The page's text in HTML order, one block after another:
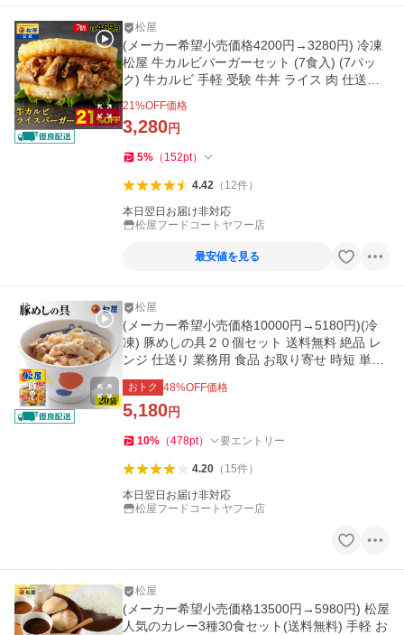
松屋
(メーカー希望小売価格4200円→3280円) 冷凍
松屋 牛カルビバーガーセット (7食入) (7パッ
ク) 牛カルビ 手軽 受験 牛丼 ライス 肉 仕送り
21%OFF価格
3,280円
5% （ 152pt）
4.42（ 12件）
本日翌日お届け非対応
松屋フードコートヤフー店
最安値を見る
松屋
(メーカー希望小売価格10000円→5180円)(冷
凍) 豚めしの具２０個セット 送料無料 絶品 レ
ンジ 仕送り 業務用 食品 お取り寄せ 時短 単身
赴任 松屋 牛丼 非常食
おトク 48%OFF価格
5,180円
10% （478pt） 要エントリー
4.20（ 15件）
本日翌日お届け非対応
松屋フードコートヤフー店
松屋
(メーカー希望小売価格13500円→5980円) 松屋
人気のカレー3種30食セット(送料無料) 手軽 お